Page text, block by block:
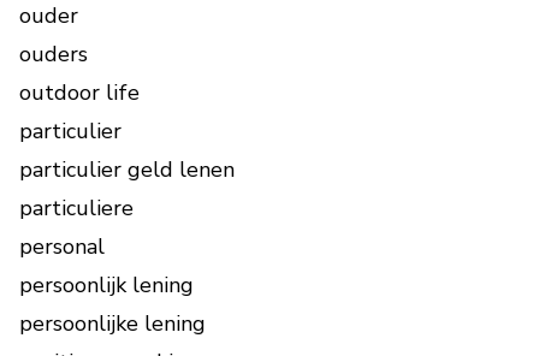
ouder
ouders
outdoor life
particulier
particulier geld lenen
particuliere
personal
persoonlijk lening
persoonlijke lening